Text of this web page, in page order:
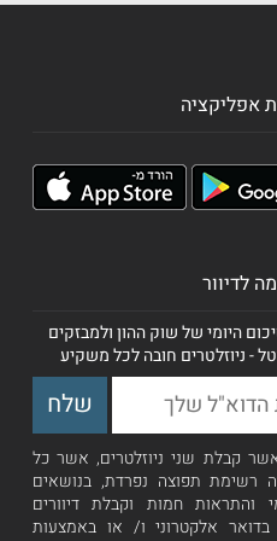
אפליקציה
לדיוור
היומי של שוק ההון ולמבזקים
- ניוזלטרים חובה לכל משקיע
קבלת שני ניוזלטרים, אשר כל
רשימת תפוצה נפרדת, בנושאים
והתראות חמות וקבלת דיוורים
בדואר אלקטרוני ו/ או באמצעות